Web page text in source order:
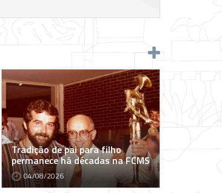
Tradição de pai para filho
permanece há décadas na FCMS
04/08/2026